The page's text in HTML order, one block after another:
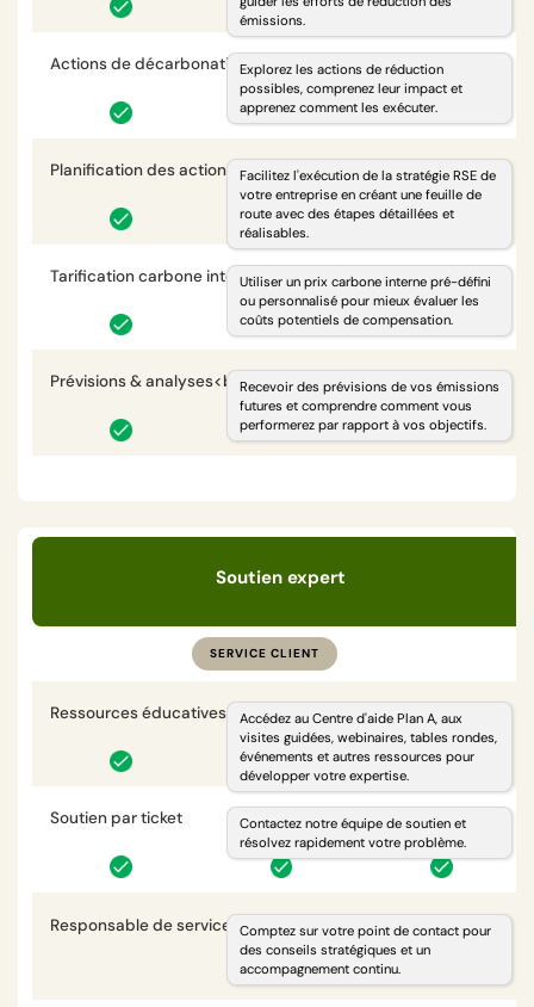
émissions.
Actions de décarbonationExplorez les actions de réduction
possibles, comprenez leur impact et
apprenez comment les exécuter.
Planification des actions
Facilitez l'exécution de la stratégie RSE de
votre entreprise en créant une feuille de
route avec des étapes détaillées et
réalisables.
Tarification carbone interneUtiliser un prix carbone interne pré-défini
ou personnalisé pour mieux évaluer les
coûts potentiels de compensation.
Prévisions & analyses<br>Recevoir des prévisions de vos émissions
futures et comprendre comment vous
performerez par rapport à vos objectifs.
Soutien expert
SERVICE CLIENT
Ressources éducatives à la demandeAccédez au Centre d'aide Plan A, aux
visites guidées, webinaires, tables rondes,
événements et autres ressources pour
développer votre expertise.
Soutien par ticket
Contactez notre équipe de soutien et
résolvez rapidement votre problème.
Responsable de service client dédiéComptez sur votre point de contact pour
des conseils stratégiques et un
accompagnement continu.